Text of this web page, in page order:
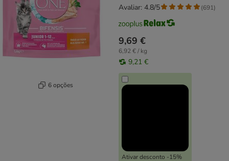
6 opções
9,69 €
6,92 € / kg
9,21 €
Ativar desconto -15%
Avaliar: 4.8/5 (691)